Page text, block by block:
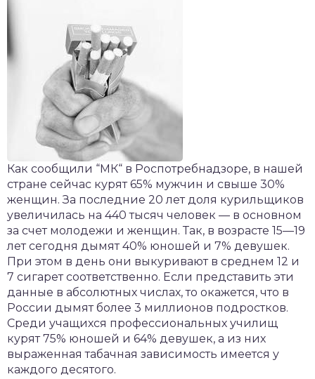
Как сообщили “МК“ в Роспотребнадзоре, в нашей
стране сейчас курят 65% мужчин и свыше 30%
женщин. За последние 20 лет доля курильщиков
увеличилась на 440 тысяч человек — в основном
за счет молодежи и женщин. Так, в возрасте 15—19
лет сегодня дымят 40% юношей и 7% девушек.
При этом в день они выкуривают в среднем 12 и
7 сигарет соответственно. Если представить эти
данные в абсолютных числах, то окажется, что в
России дымят более 3 миллионов подростков.
Среди учащихся профессиональных училищ
курят 75% юношей и 64% девушек, а из них
выраженная табачная зависимость имеется у
каждого десятого.